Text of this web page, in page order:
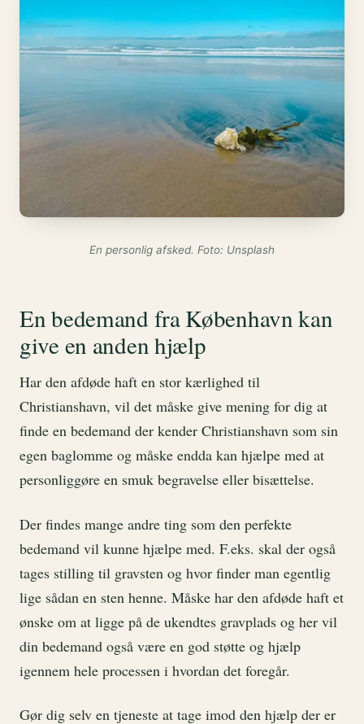
En personlig afsked. Foto: Unsplash
En bedemand fra København kan
give en anden hjælp
Har den afdøde haft en stor kærlighed til
Christianshavn, vil det måske give mening for dig at
finde en bedemand der kender Christianshavn som sin
egen baglomme og måske endda kan hjælpe med at
personliggøre en smuk begravelse eller bisættelse.
Der findes mange andre ting som den perfekte
bedemand vil kunne hjælpe med. F.eks. skal der også
tages stilling til gravsten og hvor finder man egentlig
lige sådan en sten henne. Måske har den afdøde haft et
ønske om at ligge på de ukendtes gravplads og her vil
din bedemand også være en god støtte og hjælp
igennem hele processen i hvordan det foregår.
Gør dig selv en tjeneste at tage imod den hjælp der er